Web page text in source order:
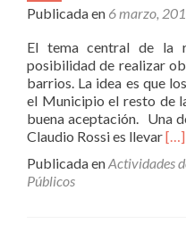
Publicada en 6 marzo,
El tema central de la
posibilidad de realizar
barrios. La idea es que
el Municipio el resto de
buena aceptación. Una
Claudio Rossi es llevarLeer
se
[…]
Publicada enActividades
Públicos